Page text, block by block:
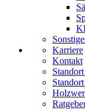
Karriere
Kontakt